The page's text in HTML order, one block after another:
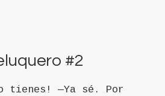
#2
tienes! —Ya sé. Por